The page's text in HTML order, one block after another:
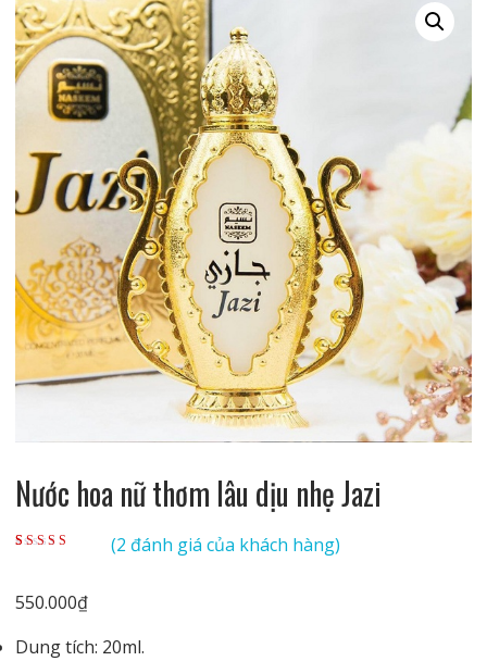
Nước hoa nữ thơm lâu dịu nhẹ Jazi
(2 đánh giá của khách hàng)
550.000₫
Dung tích: 20ml.